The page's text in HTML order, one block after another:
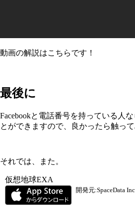
動画の解説はこちらです！
最後に
Facebookと電話番号を持っている人
とができますので、良かったら触って
それでは、また。
仮想地球EXA
開発元:SpaceData Inc.